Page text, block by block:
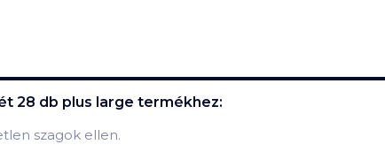
28 db plus large termékhez:
szagok ellen.